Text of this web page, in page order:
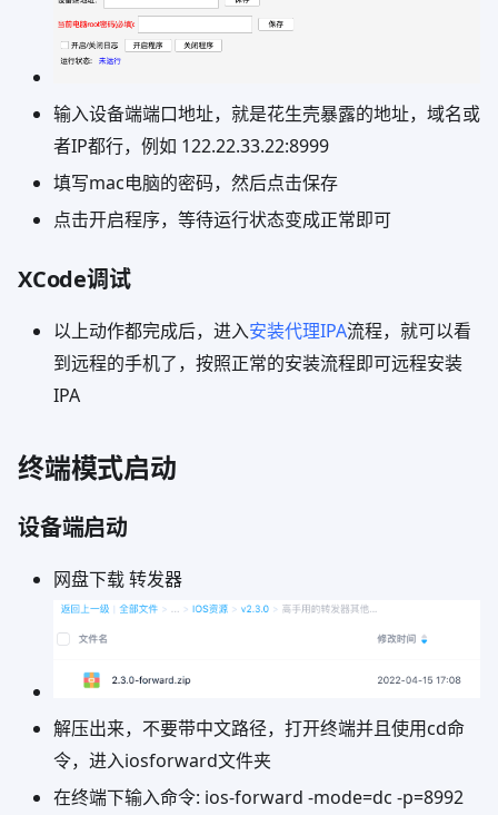
输入设备端端口地址，就是花生壳暴露的地址，域名或
者IP都行，例如 122.22.33.22:8999
填写mac电脑的密码，然后点击保存
点击开启程序，等待运行状态变成正常即可
XCode调试
以上动作都完成后，进入安装代理IPA流程，就可以看
到远程的手机了，按照正常的安装流程即可远程安装
IPA
终端模式启动
设备端启动
网盘下载 转发器
解压出来，不要带中文路径，打开终端并且使用cd命
令，进入iosforward文件夹
在终端下输入命令: ios-forward -mode=dc -p=8992